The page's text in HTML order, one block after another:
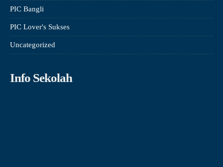
PIC Bangli
PIC Lover's Sukses
Uncategorized
Info Sekolah